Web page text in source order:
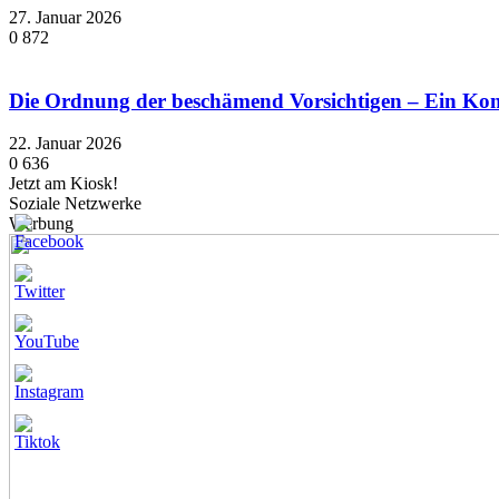
27. Januar 2026
0 872
Die Ordnung der beschämend Vorsichtigen – Ein
22. Januar 2026
0 636
Jetzt am Kiosk!
Soziale Netzwerke
Werbung